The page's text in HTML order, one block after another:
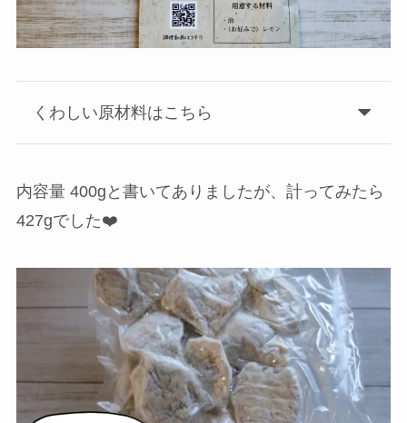
くわしい原材料はこちら
内容量 400gと書いてありましたが、計ってみたら
427gでした❤️